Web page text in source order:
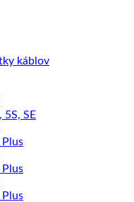
káblov
5S, SE